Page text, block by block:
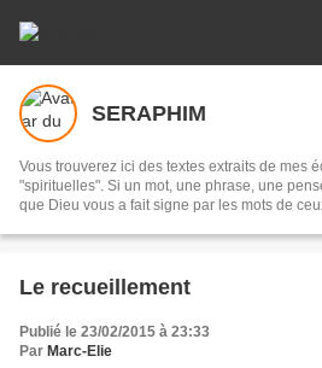
SERAPHIM
Vous trouverez ici des textes extraits de mes
"spirituelles". Si un mot, une phrase, une
que Dieu vous a fait signe par les mots de
Le recueillement
Publié le 23/02/2015 à 23:33
Par Marc-Elie